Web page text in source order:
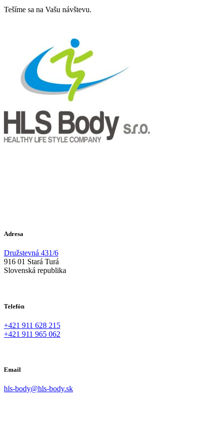
Tešíme sa na Vašu návštevu.
Adresa
Družstevná 431/6
916 01 Stará Turá
Slovenská republika
Telefón
+421 911 628 215
+421 911 965 062
Email
hls-body@hls-body.sk